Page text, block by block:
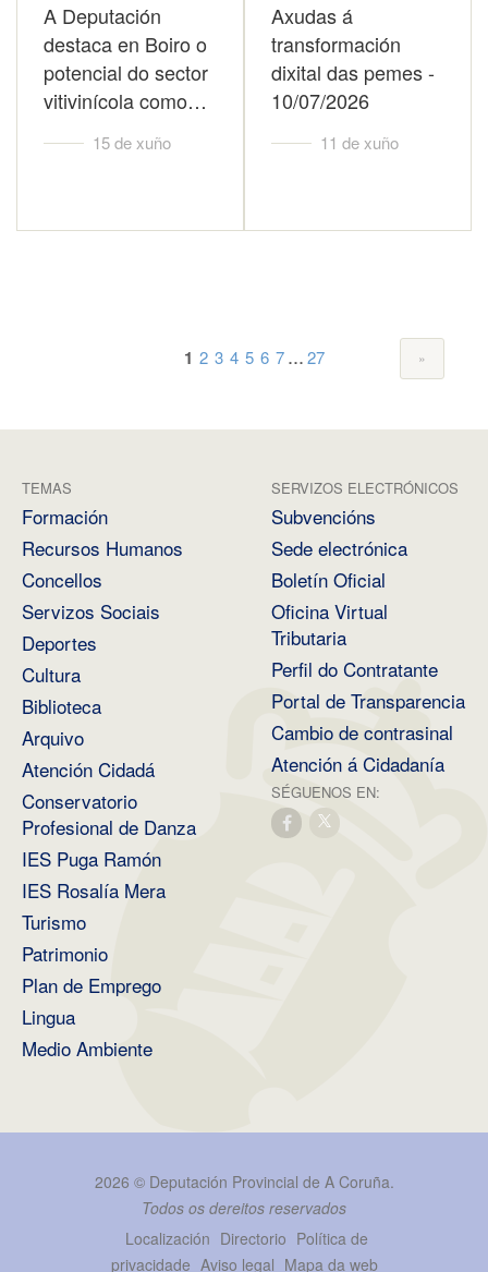
A Deputación
destaca en Boiro o
potencial do sector
vitivinícola como…
15 de xuño
Axudas á
transformación
dixital das pemes -
10/07/2026
11 de xuño
1 2 3 4 5 6 7 ...27
TEMAS
Formación
Recursos Humanos
Concellos
Servizos Sociais
Deportes
Cultura
Biblioteca
Arquivo
Atención Cidadá
Conservatorio
Profesional de Danza
IES Puga Ramón
IES Rosalía Mera
Turismo
Patrimonio
Plan de Emprego
Lingua
Medio Ambiente
SERVIZOS ELECTRÓNICOS
Subvencións
Sede electrónica
Boletín Oficial
Oficina Virtual
Tributaria
Perfil do Contratante
Portal de Transparencia
Cambio de contrasinal
Atención á Cidadanía
SÉGUENOS EN:
2026 © Deputación Provincial de A Coruña.
Todos os dereitos reservados
Localización Directorio Política de
privacidade Aviso legal Mapa da web